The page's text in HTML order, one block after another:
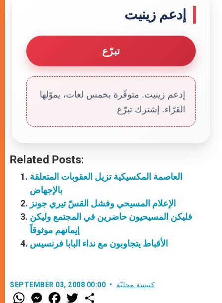
إدعم زينيت
تبرّع
إدعم زينيت. متوفّرة بخمس لغات، يموّلها
القرّاء. إشترك تبرّع
Related Posts:
العاصمة المكسيكية تزيل العقوبات المتعلقة
بالإجهاض
الإعلام المسيحي وفشل القسّ تيري جونز
فليكن المسيحيون حاضرين في المجتمع وليكن
إيمانهم موثوقاً
الأقباط يتجاوبون مع نداء البابا فرنسيس
SEPTEMBER 03, 2008 00:00 كنيسة محليّة
W M F